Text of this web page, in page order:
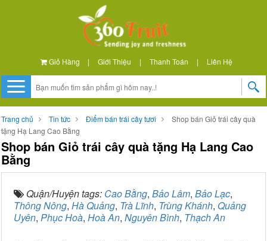
Giỏ Hàng | Giới Thiệu | Thanh Toán | Liên Hệ
Trang chủ Tin tức Điểm bán trái cây tươi
Shop bán Giỏ trái cây quà
tặng Hạ Lang Cao Bằng
Shop bán Giỏ trái cây quà tặng Hạ Lang Cao
Bằng
Quận/Huyện tags: Cao Bằng, Bảo Lâm, Bảo Lạc,
Thông Nông, Hà Quảng, Trà Lĩnh, Trùng Khánh, Quảng
Uyên, Phục Hoà, Hoà An, Nguyên Bình, Thạch An